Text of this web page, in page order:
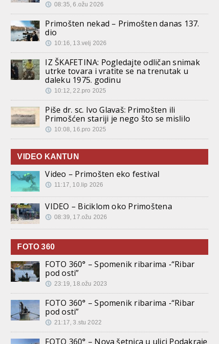
08:35, 6.ožu 2026
Primošten nekad – Primošten danas 137.
dio
10:16, 13.velj 2026
IZ ŠKAFETINA: Pogledajte odličan snimak
utrke tovara i vratite se na trenutak u
daleku 1975. godinu
10:12, 22.pro 2025
Piše dr. sc. Ivo Glavaš: Primošten ili
Primošćen stariji je nego što se mislilo
10:08, 16.pro 2025
VIDEO KANTUN
Video – Primošten eko festival
11:17, 10.lip 2026
VIDEO – Biciklom oko Primoštena
08:39, 17.ožu 2026
FOTO 360
FOTO 360° – Spomenik ribarima -“Ribar
pod osti”
23:19, 18.ožu 2023
FOTO 360° – Spomenik ribarima -“Ribar
pod osti”
21:17, 3.stu 2022
FOTO 360° – Nova šetnica u ulici Podakraje